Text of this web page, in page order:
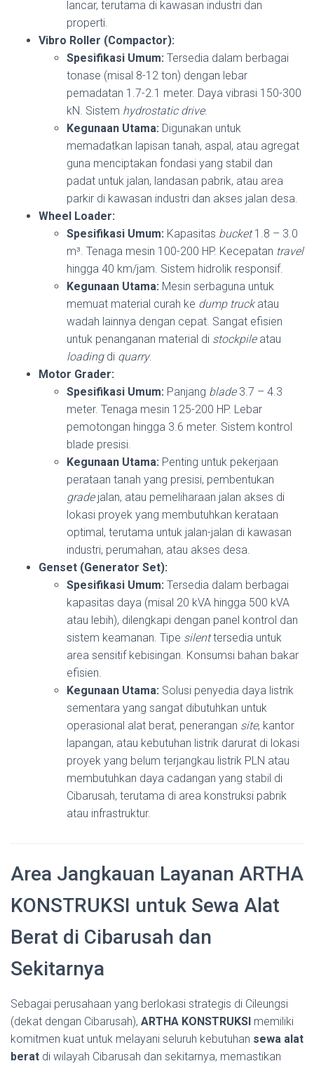
lancar, terutama di kawasan industri dan
properti.
Vibro Roller (Compactor):
Spesifikasi Umum: Tersedia dalam berbagai
tonase (misal 8-12 ton) dengan lebar
pemadatan 1.7-2.1 meter. Daya vibrasi 150-300
kN. Sistem hydrostatic drive.
Kegunaan Utama: Digunakan untuk
memadatkan lapisan tanah, aspal, atau agregat
guna menciptakan fondasi yang stabil dan
padat untuk jalan, landasan pabrik, atau area
parkir di kawasan industri dan akses jalan desa.
Wheel Loader:
Spesifikasi Umum: Kapasitas bucket1.8 – 3.0
m³. Tenaga mesin 100-200 HP. Kecepatan travel
hingga 40 km/jam. Sistem hidrolik responsif.
Kegunaan Utama: Mesin serbaguna untuk
memuat material curah ke dump truckatau
wadah lainnya dengan cepat. Sangat efisien
untuk penanganan material di stockpileatau
loadingdi quarry.
Motor Grader:
Spesifikasi Umum: Panjang blade3.7 – 4.3
meter. Tenaga mesin 125-200 HP. Lebar
pemotongan hingga 3.6 meter. Sistem kontrol
blade presisi.
Kegunaan Utama: Penting untuk pekerjaan
perataan tanah yang presisi, pembentukan
gradejalan, atau pemeliharaan jalan akses di
lokasi proyek yang membutuhkan kerataan
optimal, terutama untuk jalan-jalan di kawasan
industri, perumahan, atau akses desa.
Genset (Generator Set):
Spesifikasi Umum: Tersedia dalam berbagai
kapasitas daya (misal 20 kVA hingga 500 kVA
atau lebih), dilengkapi dengan panel kontrol dan
sistem keamanan. Tipe silenttersedia untuk
area sensitif kebisingan. Konsumsi bahan bakar
efisien.
Kegunaan Utama: Solusi penyedia daya listrik
sementara yang sangat dibutuhkan untuk
operasional alat berat, penerangan site, kantor
lapangan, atau kebutuhan listrik darurat di lokasi
proyek yang belum terjangkau listrik PLN atau
membutuhkan daya cadangan yang stabil di
Cibarusah, terutama di area konstruksi pabrik
atau infrastruktur.
Area Jangkauan Layanan ARTHA
KONSTRUKSI untuk Sewa Alat
Berat di Cibarusah dan
Sekitarnya
Sebagai perusahaan yang berlokasi strategis di Cileungsi
(dekat dengan Cibarusah), ARTHA KONSTRUKSI memiliki
komitmen kuat untuk melayani seluruh kebutuhan sewa alat
berat di wilayah Cibarusah dan sekitarnya, memastikan